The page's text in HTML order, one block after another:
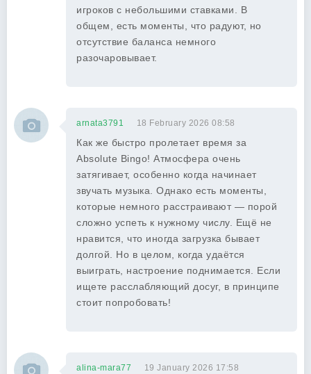
игроков с небольшими ставками. В
общем, есть моменты, что радуют, но
отсутствие баланса немного
разочаровывает.
arnata3791 18 February 2026 08:58
Как же быстро пролетает время за
Absolute Bingo! Атмосфера очень
затягивает, особенно когда начинает
звучать музыка. Однако есть моменты,
которые немного расстраивают — порой
сложно успеть к нужному числу. Ещё не
нравится, что иногда загрузка бывает
долгой. Но в целом, когда удаётся
выиграть, настроение поднимается. Если
ищете расслабляющий досуг, в принципе
стоит попробовать!
alina-mara77 19 January 2026 17:58